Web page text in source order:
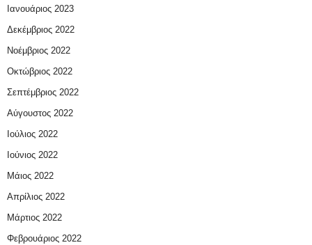
Ιανουάριος 2023
Δεκέμβριος 2022
Νοέμβριος 2022
Οκτώβριος 2022
Σεπτέμβριος 2022
Αύγουστος 2022
Ιούλιος 2022
Ιούνιος 2022
Μάιος 2022
Απρίλιος 2022
Μάρτιος 2022
Φεβρουάριος 2022